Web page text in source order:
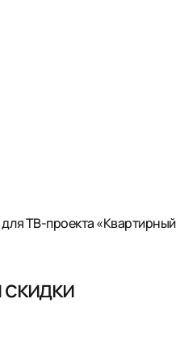
ТВ-проекта «Квартирный